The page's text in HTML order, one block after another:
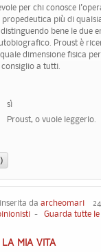
per chi conosce
propedeutica più di
bene le due
Proust è
dimensione fisica
a tutti.
sì
Proust, o vuole leggerlo.
da archeomari
- Guarda tutte
LA MIA VITA